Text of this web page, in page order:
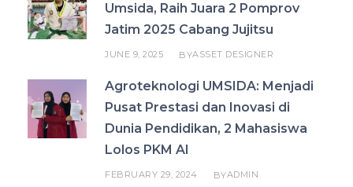
Umsida, Raih Juara 2 Pomprov
Jatim 2025 Cabang Jujitsu
JUNE 9, 2025 BYASSET DESIGNER
Agroteknologi UMSIDA: Menjadi
Pusat Prestasi dan Inovasi di
Dunia Pendidikan, 2 Mahasiswa
Lolos PKM AI
FEBRUARY 29, 2024 BYADMIN